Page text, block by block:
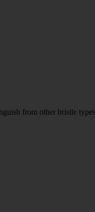
from other bristle